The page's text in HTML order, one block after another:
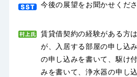
今後の展望をお聞かせくださ
賃貸借契約の経験がある方
が、入居する部屋の申し込
の申し込みを書いて、駆け
みを書いて、浄水器の申し